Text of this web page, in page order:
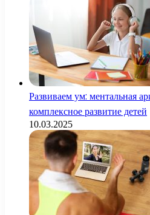
Развиваем ум: ментальная
комплексное развитие детей
10.03.2025